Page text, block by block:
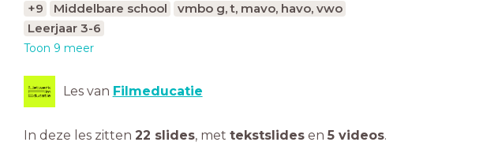
+9
Middelbare school
vmbo g, t, mavo, havo, vwo
Leerjaar 3-6
Toon 9 meer
Les van Filmeducatie
In deze les zitten 22 slides, met tekstslides en 5 videos.